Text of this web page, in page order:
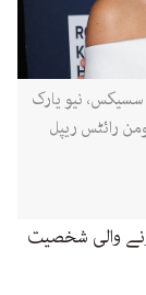
نیو یارک
ہیومن رائٹس ریپل
والی شخصیت